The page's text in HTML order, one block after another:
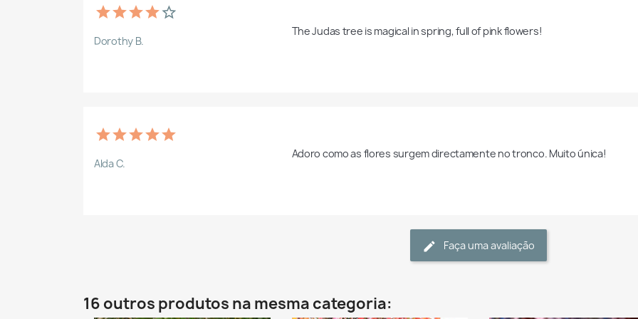
Dorothy B.
The Judas tree is magical in spring, full of pink flowers!
Alda C.
Adoro como as flores surgem directamente no tronco. Muito única!
Faça uma avaliação
16 outros produtos na mesma categoria: